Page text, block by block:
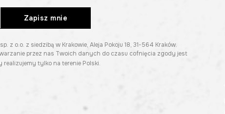
Zapisz mnie
o.o. z siedzibą w Krakowie, Aleja Pokoju 18, 31-564 Kraków.
przez nas Twoich danych do czasu cofnięcia zgody jest
realizujemy tylko na terenie Polski.